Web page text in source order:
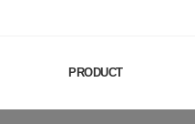
PRODUCT